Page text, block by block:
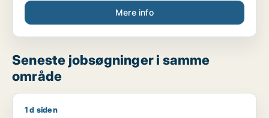
Mere info
Seneste jobsøgninger i samme
område
Sasan søger job som veterinær
1 d siden